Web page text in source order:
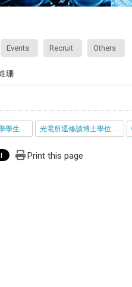
Events Recruit Others
珊
Print this page